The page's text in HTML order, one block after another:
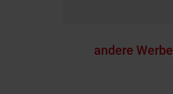
andere